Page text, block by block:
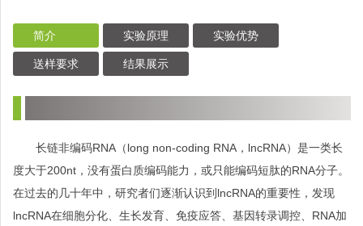
简介 实验原理 实验优势
送样要求 结果展示
长链非编码RNA （long non-coding RNA ， lncRNA）是一类长
度大于200nt ，没有蛋白质编码能力，或只能编码短肽的RNA分子。
在过去的几十年中，研究者们逐渐认识到 lncRNA的重要性，发现
lncRNA在细胞分化、生长发育、免疫应答、基因转录调控、 RNA加